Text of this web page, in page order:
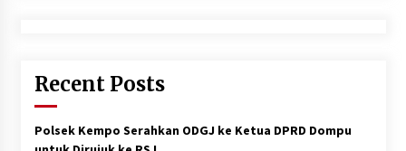
Recent Posts
Polsek Kempo Serahkan ODGJ ke Ketua DPRD Dompu